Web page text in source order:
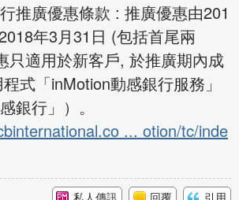
推廣優惠條款 : 推廣優惠由201
年3月31日 (包括首尾兩
只適用於新客戶, 於推廣期內成
式「inMotion動感銀行服務」
銀行」）。
... otion/tc/inde